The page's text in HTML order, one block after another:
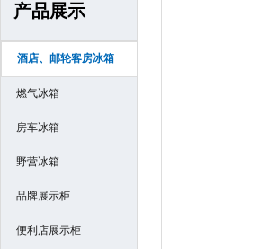
产品展示
酒店、邮轮客房冰箱
燃气冰箱
房车冰箱
野营冰箱
品牌展示柜
便利店展示柜